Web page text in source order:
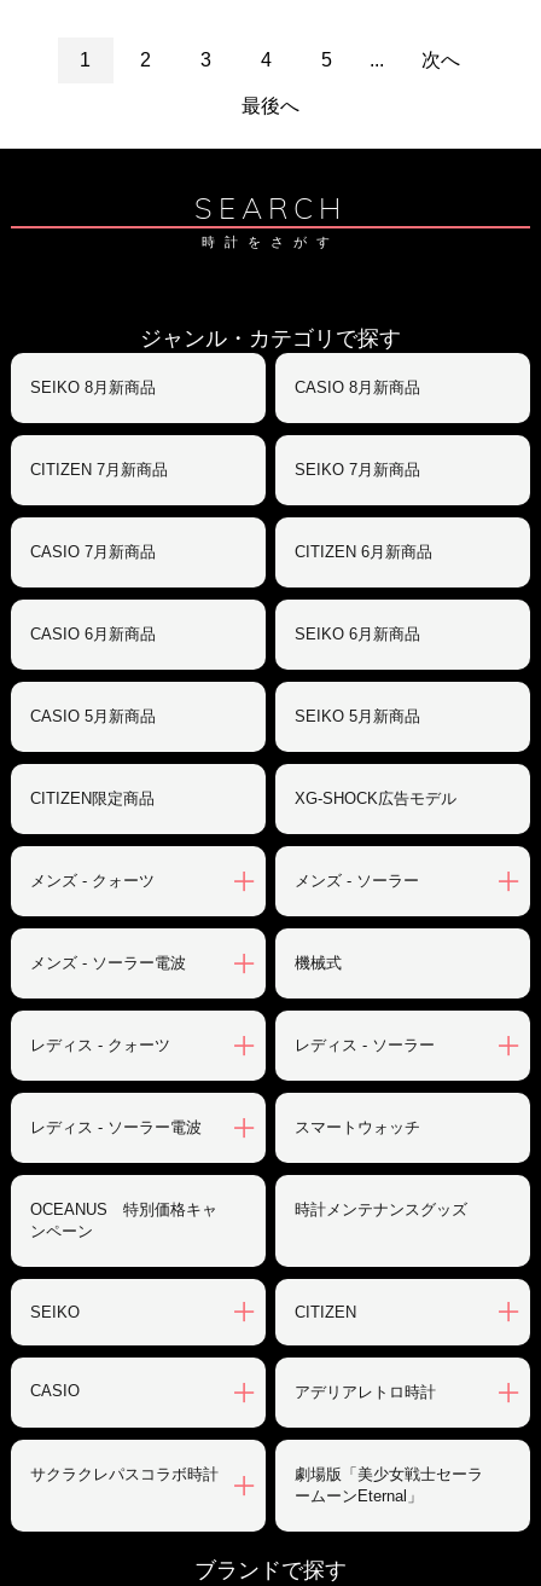
1 2 3 4 5 ... 次へ
最後へ
SEARCH
時計をさがす
ジャンル・カテゴリで探す
SEIKO 8月新商品 CASIO 8月新商品
CITIZEN 7月新商品 SEIKO 7月新商品
CASIO 7月新商品 CITIZEN 6月新商品
CASIO 6月新商品 SEIKO 6月新商品
CASIO 5月新商品 SEIKO 5月新商品
CITIZEN限定商品 XG-SHOCK広告モデル
メンズ - クォーツ メンズ - ソーラー
メンズ - ソーラー電波 機械式
レディス - クォーツ レディス - ソーラー
レディス - ソーラー電波 スマートウォッチ
OCEANUS 特別価格キャ
ンペーン
時計メンテナンスグッズ
SEIKO CITIZEN
CASIO アデリアレトロ時計
サクラクレパスコラボ時計
劇場版「美少女戦士セーラ
ームーンEternal」
ブランドで探す